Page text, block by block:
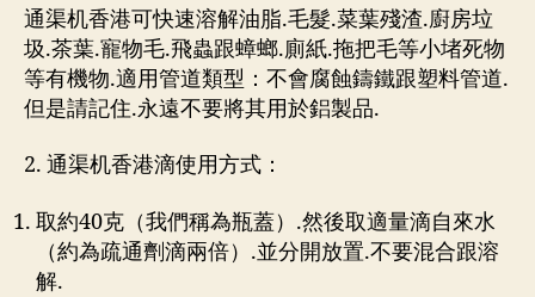
通渠机香港可快速溶解油脂.毛髮.菜葉殘渣.廚房垃
圾.茶葉.寵物毛.飛蟲跟蟑螂.廁紙.拖把毛等小堵死物
等有機物.適用管道類型：不會腐蝕鑄鐵跟塑料管道.
但是請記住.永遠不要將其用於鋁製品.
2. 通渠机香港滴使用方式：
取約40克（我們稱為瓶蓋）.然後取適量滴自來水
（約為疏通劑滴兩倍）.並分開放置.不要混合跟溶
解.